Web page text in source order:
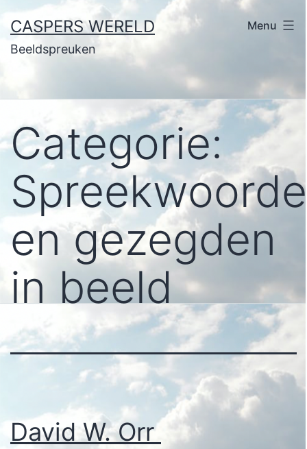
Ga
naar
de
CASPERS WERELD
Beeldspreuken
Menu
Categorie:
en gezegden
in beeld
David W. Orr